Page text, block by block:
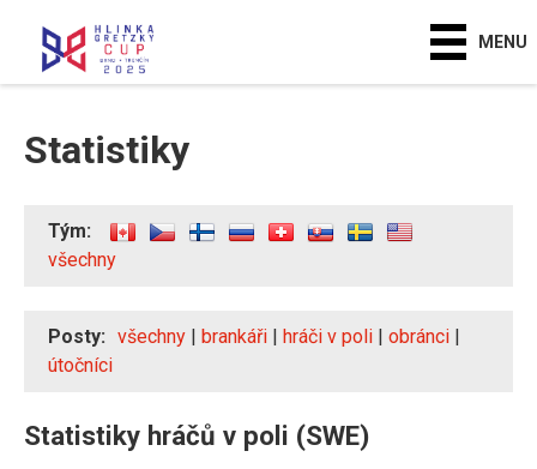
MENU
Statistiky
Tým:
všechny
Posty: všechny | brankáři | hráči v poli | obránci |
útočníci
Statistiky hráčů v poli (SWE)